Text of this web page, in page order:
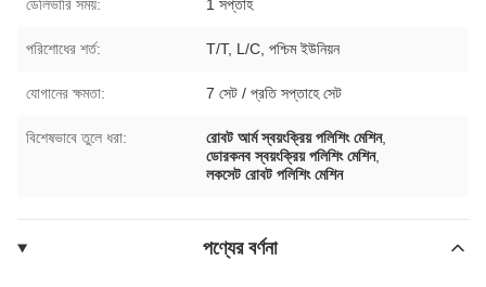
ডেলিভারি সময়: 1 সপ্তাহ
পরিশোধের শর্ত: T/T, L/C, পশ্চিম ইউনিয়ন
যোগানের ক্ষমতা: 7 সেট / প্রতি সপ্তাহে সেট
বিশেষভাবে তুলে ধরা: রোবট আর্ম স্বয়ংক্রিয় পলিশিং মেশিন,
ডোরকনব স্বয়ংক্রিয় পলিশিং মেশিন,
লকসেট রোবট পলিশিং মেশিন
পণ্যের বর্ণনা